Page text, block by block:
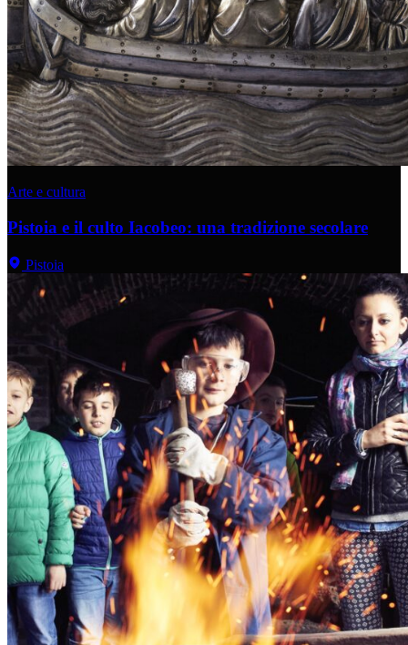
Arte e cultura
Pistoia e il culto Iacobeo: una tradizione secolare
Pistoia